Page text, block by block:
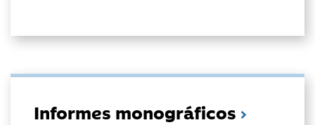
Informes monográficos